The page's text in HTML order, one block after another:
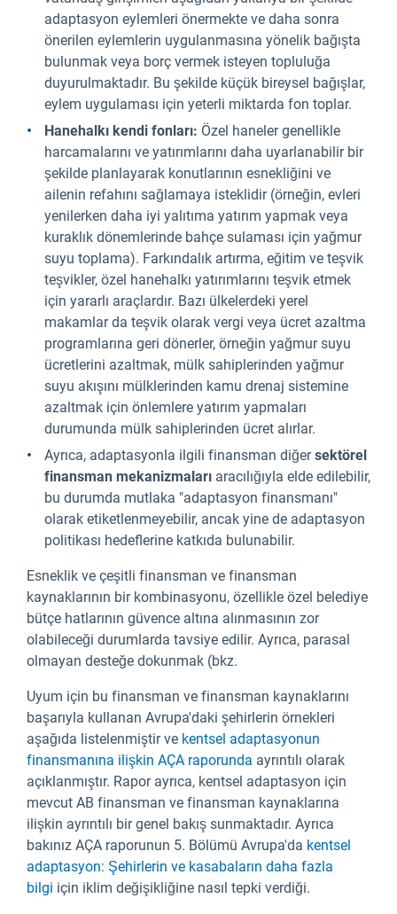
adaptasyon eylemleri önermekte ve daha sonra
önerilen eylemlerin uygulanmasına yönelik bağışta
bulunmak veya borç vermek isteyen topluluğa
duyurulmaktadır. Bu şekilde küçük bireysel bağışlar,
eylem uygulaması için yeterli miktarda fon toplar.
Hanehalkı kendi fonları: Özel haneler genellikle
harcamalarını ve yatırımlarını daha uyarlanabilir bir
şekilde planlayarak konutlarının esnekliğini ve
ailenin refahını sağlamaya isteklidir (örneğin, evleri
yenilerken daha iyi yalıtıma yatırım yapmak veya
kuraklık dönemlerinde bahçe sulaması için yağmur
suyu toplama). Farkındalık artırma, eğitim ve teşvik
teşvikler, özel hanehalkı yatırımlarını teşvik etmek
için yararlı araçlardır. Bazı ülkelerdeki yerel
makamlar da teşvik olarak vergi veya ücret azaltma
programlarına geri dönerler, örneğin yağmur suyu
ücretlerini azaltmak, mülk sahiplerinden yağmur
suyu akışını mülklerinden kamu drenaj sistemine
azaltmak için önlemlere yatırım yapmaları
durumunda mülk sahiplerinden ücret alırlar.
Ayrıca, adaptasyonla ilgili finansman diğersektörel
finansman mekanizmaları aracılığıyla elde edilebilir,
bu durumda mutlaka "adaptasyon finansmanı"
olarak etiketlenmeyebilir, ancak yine de adaptasyon
politikası hedeflerine katkıda bulunabilir.
Esneklik ve çeşitli finansman ve finansman
kaynaklarının bir kombinasyonu, özellikle özel belediye
bütçe hatlarının güvence altına alınmasının zor
olabileceği durumlarda tavsiye edilir. Ayrıca, parasal
olmayan desteğe dokunmak (bkz.
Uyum için bu finansman ve finansman kaynaklarını
başarıyla kullanan Avrupa'daki şehirlerin örnekleri
aşağıda listelenmiştir ve kentsel adaptasyonun
finansmanına ilişkin AÇA raporunda ayrıntılı olarak
açıklanmıştır. Rapor ayrıca, kentsel adaptasyon için
mevcut AB finansman ve finansman kaynaklarına
ilişkin ayrıntılı bir genel bakış sunmaktadır. Ayrıca
bakınız AÇA raporunun 5. Bölümü Avrupa'da kentsel
adaptasyon: Şehirlerin ve kasabaların daha fazla
bilgi için iklim değişikliğine nasıl tepki verdiği.